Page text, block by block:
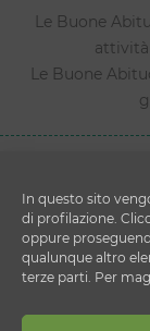
In questo sito
di profilazione.
oppure
qualunque altro
terze parti. Per
Le Buone
Le Buone